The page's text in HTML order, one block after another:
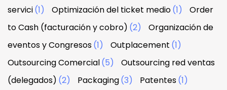
servici(1) Optimización del ticket medio(1)
Order
to Cash (facturación y cobro) (2)
Organización de
eventos y Congresos(1) Outplacement (1)
Outsourcing Comercial(5)
Outsourcing red ventas
(delegados) (2) Packaging(3) Patentes(1)